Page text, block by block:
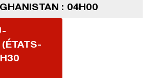
: 04H00